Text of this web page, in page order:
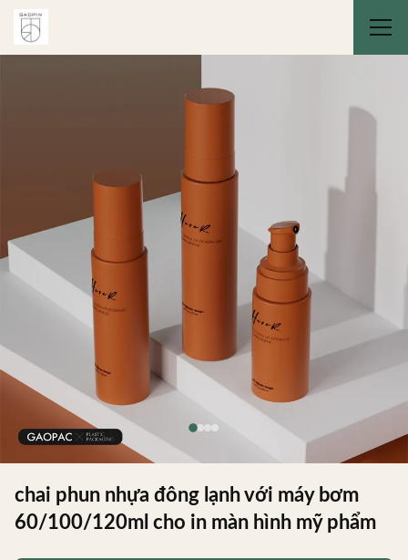
chai phun nhựa đông lạnh với máy bơm
60/100/120ml cho in màn hình mỹ phẩm